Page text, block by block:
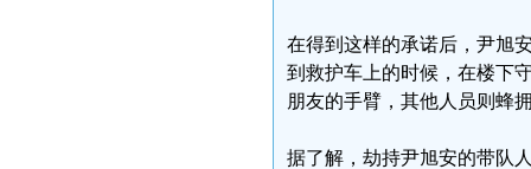
在得到这样的承诺后，尹旭
到救护车上的时候，在楼下
朋友的手臂，其他人员则蜂
据了解，劫持尹旭安的带队